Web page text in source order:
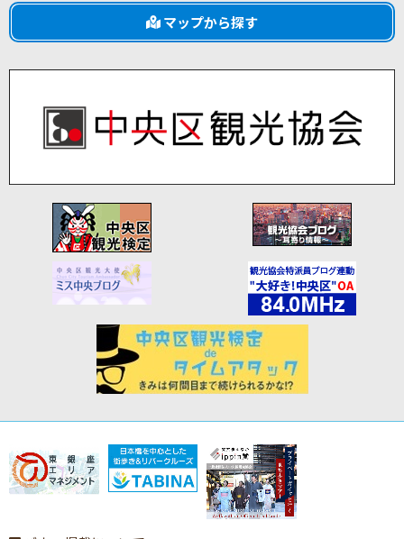
マップから探す